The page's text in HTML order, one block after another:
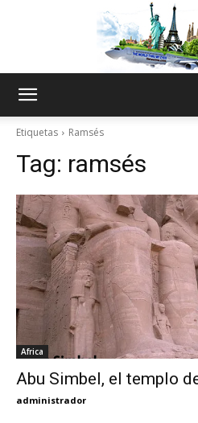
My
Etiquetas Ramsés
Tag: ramsés
Africa
Abu Simbel, el templo
administrador